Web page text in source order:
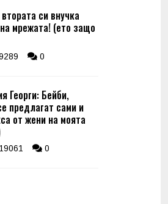
си внучка
мрежата! (ето защо
0
Георги: Бейби,
предлагат сами и
от жени на моята
19061 0